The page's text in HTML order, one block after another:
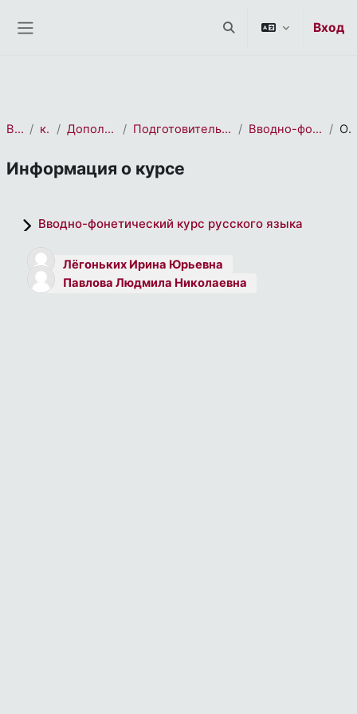
Изменить данныеВход
В начало курса(ов) Дополнительное образование Подготовительное отделение для иностранных граждан Вводно-фонетический курс русского языка Описание
Информация о курсе
Вводно-фонетический курс русского языка
Лёгоньких Ирина Юрьевна
Павлова Людмила Николаевна